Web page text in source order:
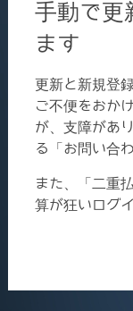
手動で更
ます
更新と新規登
ご不便をおか
が、支障があ
る「お問い合
また、「二重
算が狂いログ